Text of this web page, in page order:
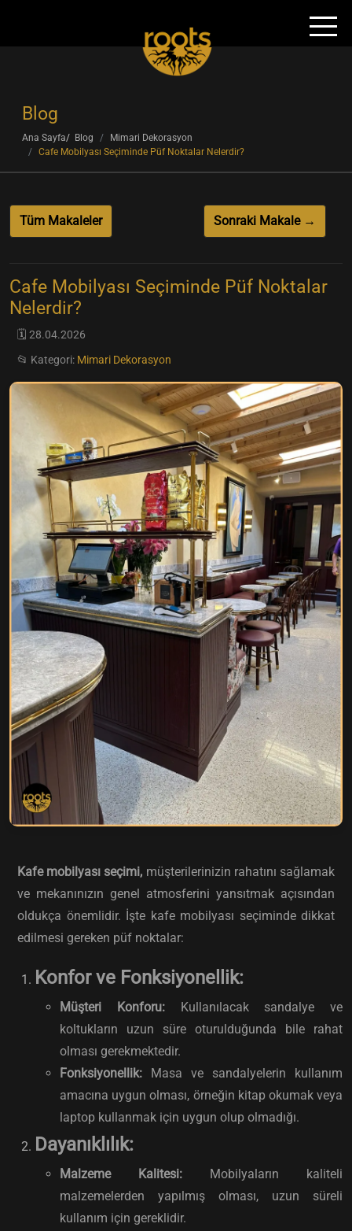
Blog
Ana Sayfa Blog
Mimari Dekorasyon
Cafe Mobilyası Seçiminde Püf Noktalar Nelerdir?
Tüm Makaleler Sonraki Makale →
Cafe Mobilyası Seçiminde Püf Noktalar
Nelerdir?
🗓️ 28.04.2026
📂 Kategori: Mimari Dekorasyon
Kafe mobilyası seçimi, müşterilerinizin rahatını sağlamak
ve mekanınızın genel atmosferini yansıtmak açısından
oldukça önemlidir. İşte kafe mobilyası seçiminde dikkat
edilmesi gereken püf noktalar:
Konfor ve Fonksiyonellik:
Müşteri Konforu:Kullanılacak sandalye ve
koltukların uzun süre oturulduğunda bile rahat
olması gerekmektedir.
Fonksiyonellik: Masa ve sandalyelerin kullanım
amacına uygun olması, örneğin kitap okumak veya
laptop kullanmak için uygun olup olmadığı.
Dayanıklılık:
Malzeme Kalitesi: Mobilyaların kaliteli
malzemelerden yapılmış olması, uzun süreli
kullanım için gereklidir.